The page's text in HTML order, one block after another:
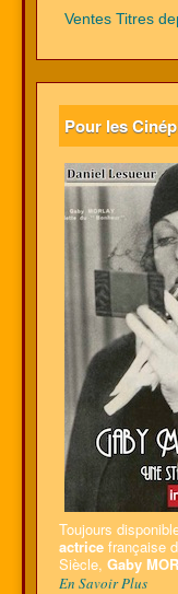
Ventes Titres
Pour les
Toujours
actrice française
Siècle, Gaby
En Savoir Plus